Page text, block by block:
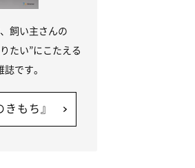
飼い主さんの
たい”にこたえる
です。
もち』